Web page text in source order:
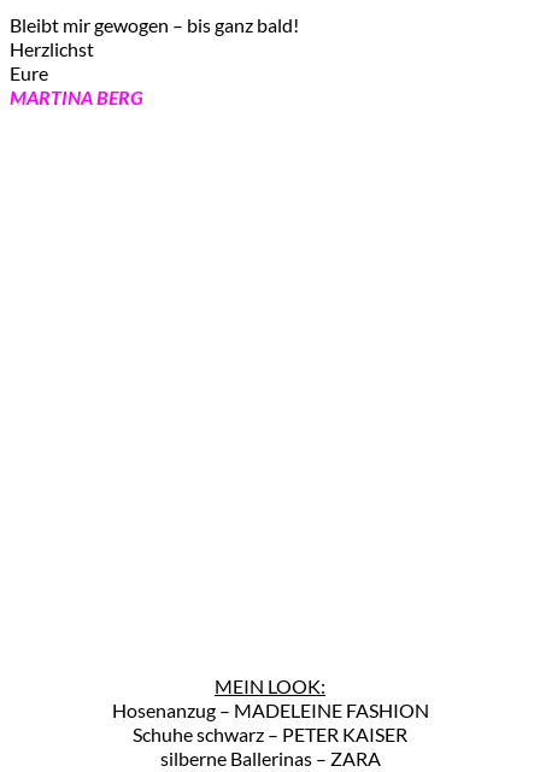
Bleibt mir gewogen – bis ganz bald!
Herzlichst
Eure
MARTINA BERG
MEIN LOOK:
Hosenanzug – MADELEINE FASHION
Schuhe schwarz – PETER KAISER
silberne Ballerinas – ZARA